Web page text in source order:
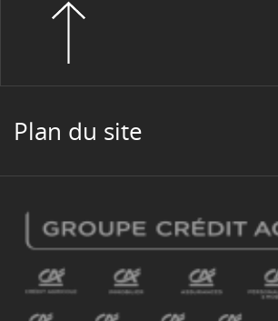
Plan du site